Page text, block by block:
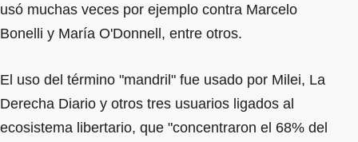
usó muchas veces por ejemplo contra Marcelo
Bonelli y María O'Donnell, entre otros.
El uso del término "mandril" fue usado por Milei, La
Derecha Diario y otros tres usuarios ligados al
ecosistema libertario, que "concentraron el 68% del